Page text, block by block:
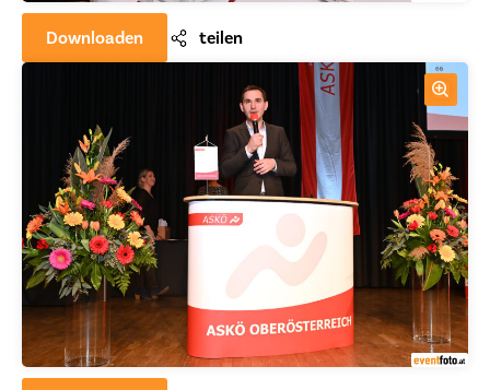
Downloaden teilen